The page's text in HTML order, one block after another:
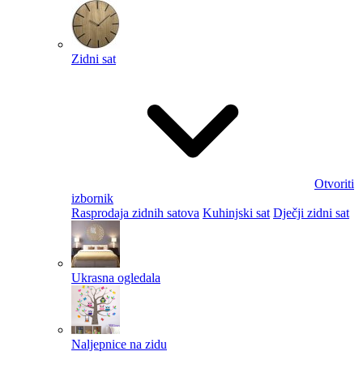
Zidni sat
Otvoriti
izbornik
Rasprodaja zidnih satova Kuhinjski sat Dječji zidni sat
Ukrasna ogledala
Naljepnice na zidu